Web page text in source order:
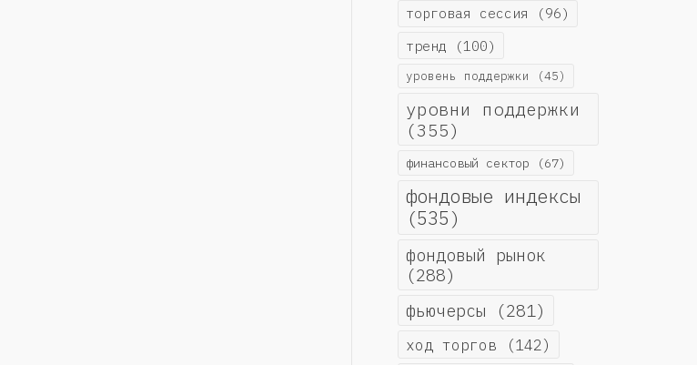
торговая сессия (96)
тренд (100)
уровень поддержки (45)
уровни поддержки
(355)
финансовый сектор (67)
фондовые индексы
(535)
фондовый рынок
(288)
фьючерсы (281)
ход торгов (142)